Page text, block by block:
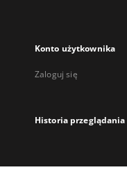
Konto użytkownika
Zaloguj się
Historia przeglądania